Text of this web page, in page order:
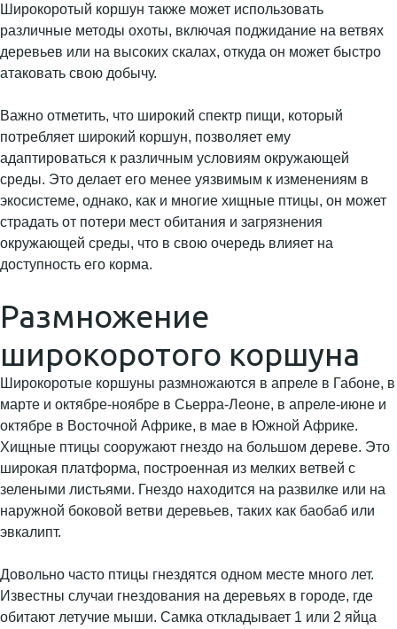
Широкоротый коршун также может использовать
различные методы охоты, включая поджидание на ветвях
деревьев или на высоких скалах, откуда он может быстро
атаковать свою добычу.
Важно отметить, что широкий спектр пищи, который
потребляет широкий коршун, позволяет ему
адаптироваться к различным условиям окружающей
среды. Это делает его менее уязвимым к изменениям в
экосистеме, однако, как и многие хищные птицы, он может
страдать от потери мест обитания и загрязнения
окружающей среды, что в свою очередь влияет на
доступность его корма.
Размножение
широкоротого коршуна
Широкоротые коршуны размножаются в апреле в Габоне, в
марте и октябре-ноябре в Сьерра-Леоне, в апреле-июне и
октябре в Восточной Африке, в мае в Южной Африке.
Хищные птицы сооружают гнездо на большом дереве. Это
широкая платформа, построенная из мелких ветвей с
зелеными листьями. Гнездо находится на развилке или на
наружной боковой ветви деревьев, таких как баобаб или
эвкалипт.
Довольно часто птицы гнездятся одном месте много лет.
Известны случаи гнездования на деревьях в городе, где
обитают летучие мыши. Самка откладывает 1 или 2 яйца